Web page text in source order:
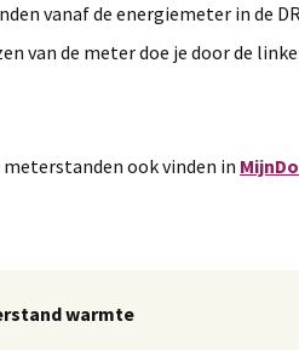
vanaf de energiemeter in de
van de meter doe je door de
ook vinden in
warmte